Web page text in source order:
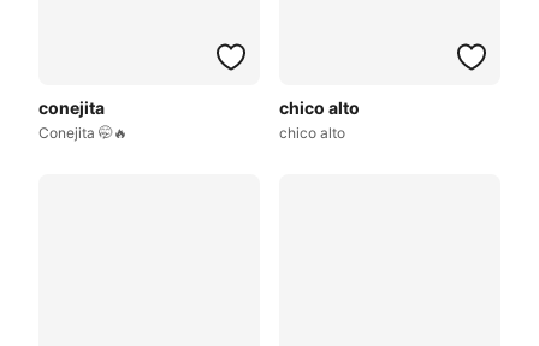
conejita
Conejita 🤭🔥
chico alto
chico alto